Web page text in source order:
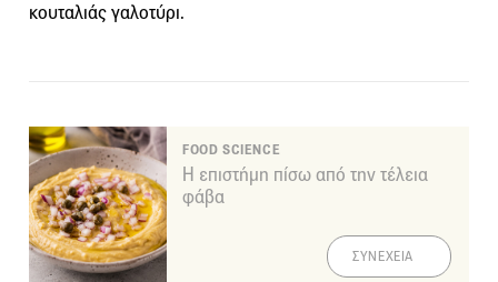
κουταλιάς γαλοτύρι.
FOOD SCIENCE
Η επιστήμη πίσω από την τέλεια
φάβα
ΣΥΝΕΧΕΙΑ